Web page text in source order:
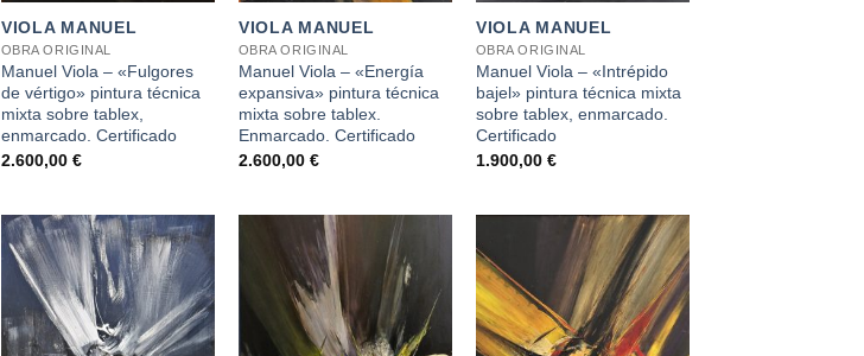
VIOLA MANUEL
OBRA ORIGINAL
Manuel Viola – «Fulgores
de vértigo» pintura técnica
mixta sobre tablex,
enmarcado. Certificado
2.600,00 €
VIOLA MANUEL
OBRA ORIGINAL
Manuel Viola – «Energía
expansiva» pintura técnica
mixta sobre tablex.
Enmarcado. Certificado
2.600,00 €
VIOLA MANUEL
OBRA ORIGINAL
Manuel Viola – «Intrépido
bajel» pintura técnica mixta
sobre tablex, enmarcado.
Certificado
1.900,00 €